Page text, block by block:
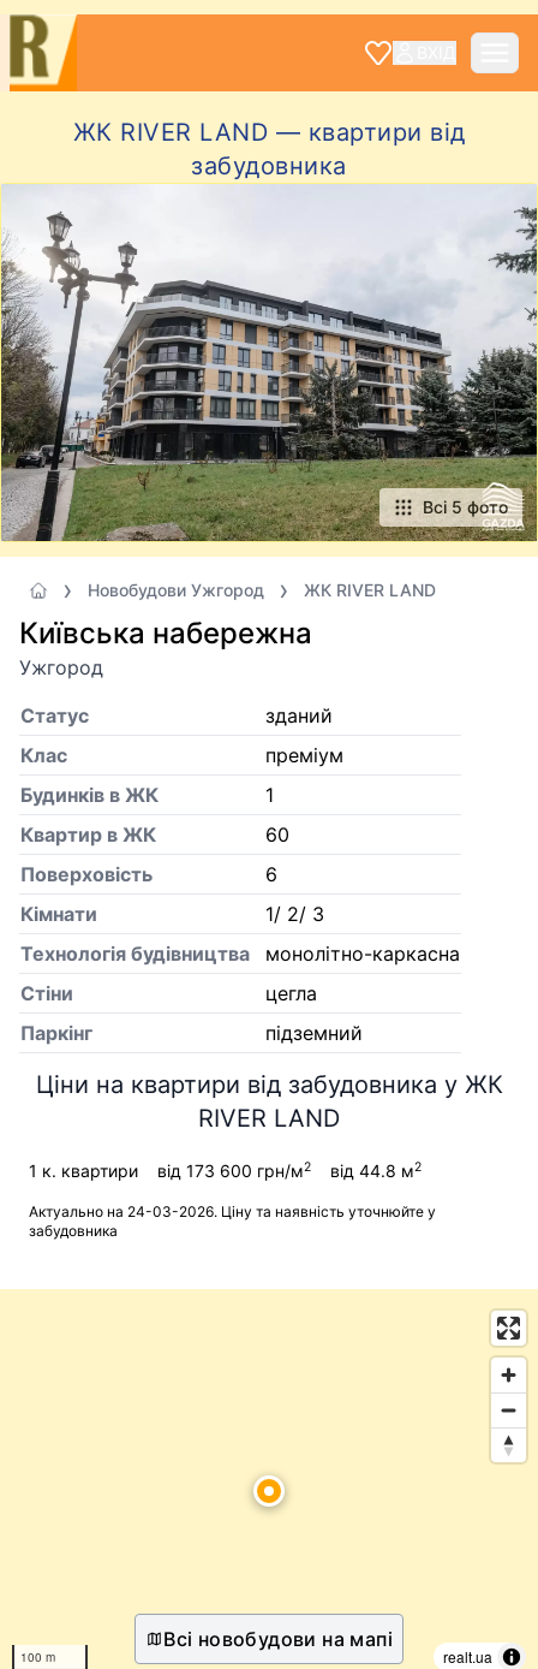
ЖК RIVER LAND — квартири від
забудовника
Всі 5 фото
Новобудови Ужгород ЖК RIVER LAND
Київська набережна
Ужгород
Статус
зданий
Клас
преміум
Будинків в ЖК
1
Квартир в ЖК
60
Поверховість
6
Кiмнати
1/ 2/ 3
Технологія будівництва
монолітно-каркасна
Стіни
цегла
Паркінг
підземний
Ціни на квартири від забудовника у ЖК
RIVER LAND
1 к. квартири від 173 600 грн/м2 від 44.8 м2
Актуально на 24-03-2026. Ціну та наявність уточнюйте у
забудовника
100 m realt.ua
Всі новобудови на мапі